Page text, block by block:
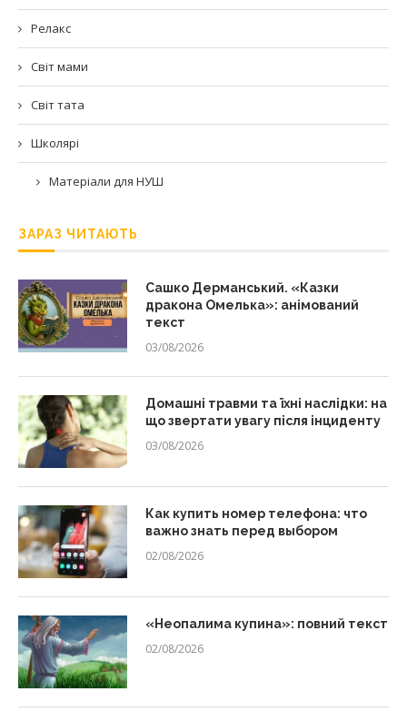
Релакс
Світ мами
Світ тата
Школярі
Матеріали для НУШ
ЗАРАЗ ЧИТАЮТЬ
Сашко Дерманський. «Казки
дракона Омелька»: анімований
текст
03/08/2026
Домашні травми та їхні наслідки: на
що звертати увагу після інциденту
03/08/2026
Как купить номер телефона: что
важно знать перед выбором
02/08/2026
«Неопалима купина»: повний текст
02/08/2026